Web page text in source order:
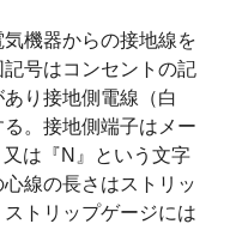
機器からの接地線を
号はコンセントの記
り接地側電線（白
。接地側端子はメー
は『N』という文字
線の長さはストリッ
トリップゲージには